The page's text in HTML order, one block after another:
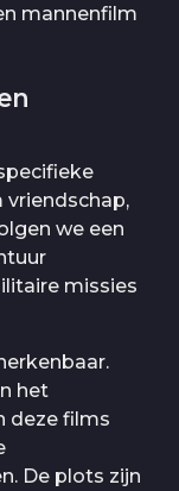
mannenfilm
we een
missies
het
deze films
De plots zijn